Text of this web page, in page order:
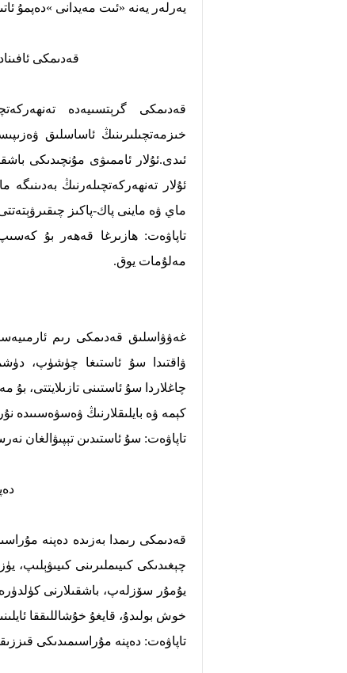
يەرلەر يەنە «ئىت مەيدانى »دەپمۇ
قەدىمكى
قەدىمكى گرېتسىيەدە
خىزمەتچىلىرىنىڭ ئاساسلىق
ئىدى.ئۇلار ئاممىۋى مۇنچىدىكى
ئۇلار تەنھەركەتچىلەرنىڭ بەدىنىگە
ماي ۋە ماينى پاك-پاكىز
تاپاۋەت: ھازىرغا قەھەر بۇ كەسىپ
مەلۇمات يوق.
غەۋۋاسلىق قەدىمكى رىم
ۋاقتىدا سۇ ئاستىغا چۈشۈپ،
چاغلاردا سۇ ئاستىنى تازىلايتتى،
كېمە ۋە بايلىقلارنىڭ ۋەسۋەسىىدە
تاپاۋەت: سۇ ئاستىدىن تېپىۋالغان
قەدىمكى رىمدا بەزىدە دەپنە
چېغىدىكى كىيىملىرىنى كىيىۋېلىپ،
يۇمۇر سۆزلەپ، باشقىلارنى
خوش بولىدۇ، قايغۇ خۇشاللىققا
تاپاۋەت: دەپنە مۇراسىمىدىكى